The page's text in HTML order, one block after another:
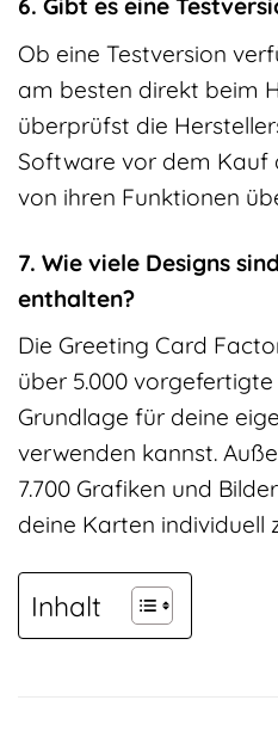
6. Gibt es eine
Ob eine Testversion
am besten direkt beim
überprüfst die
Software vor dem Kauf
von ihren Funktionen
7. Wie viele Designs
enthalten?
Die Greeting Card
über 5.000
Grundlage für deine
verwenden kannst.
7.700 Grafiken und
deine Karten individuell
Inhalt